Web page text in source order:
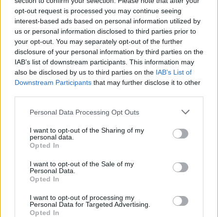
opt-out request is processed you may continue seeing
interest-based ads based on personal information utilized by
us or personal information disclosed to third parties prior to
your opt-out. You may separately opt-out of the further
disclosure of your personal information by third parties on the
IAB’s list of downstream participants. This information may
also be disclosed by us to third parties on the IAB’s List of
Downstream Participants that may further disclose it to other
Personal Data Processing Opt Outs
I want to opt-out of the Sharing of my
personal data.
Opted In
I want to opt-out of the Sale of my
Personal Data.
Opted In
I want to opt-out of processing my
Personal Data for Targeted Advertising.
Opted In
Minka 12. rész
Minka 11. rész
Pedig szóltam… – Miért nem hiszünk a